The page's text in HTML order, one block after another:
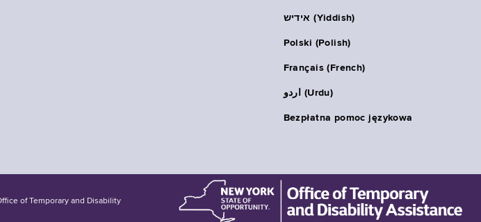
אידיש (Yiddish)
Polski (Polish)
Français (French)
اردو (Urdu)
Bezpłatna pomoc językowa
of Temporary and Disability